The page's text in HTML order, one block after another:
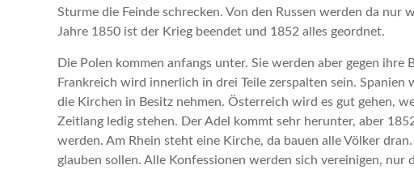
Sturme die Feinde schrecken. Von den Russen werden da nur
Jahre 1850 ist der Krieg beendet und 1852 alles geordnet.
Die Polen kommen anfangs unter. Sie werden aber gegen
Frankreich wird innerlich in drei Teile zerspalten sein.
die Kirchen in Besitz nehmen. Österreich wird es gut gehen,
Zeitlang ledig stehen. Der Adel kommt sehr herunter, aber
werden. Am Rhein steht eine Kirche, da bauen alle Völker
glauben sollen. Alle Konfessionen werden sich vereinigen,